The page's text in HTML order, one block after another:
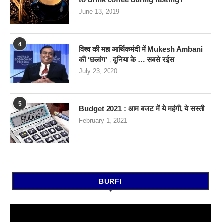
June 13, 2019
4
विश्व की महा आर्थिकमंदी में Mukesh Ambani
की ‘छलांग’ , दुनिया के … सबसे रईस
July 23, 2020
5
Budget 2021 : आम बजट में ये महंगी, ये सस्‍ती
February 1, 2021
BURFI